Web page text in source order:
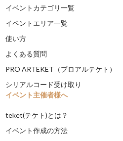
イベントカテゴリ一覧
イベントエリア一覧
使い方
よくある質問
PRO ARTEKET（プロアルテケト）
シリアルコード受け取り
イベント主催者様へ
teket(テケト)とは？
イベント作成の方法